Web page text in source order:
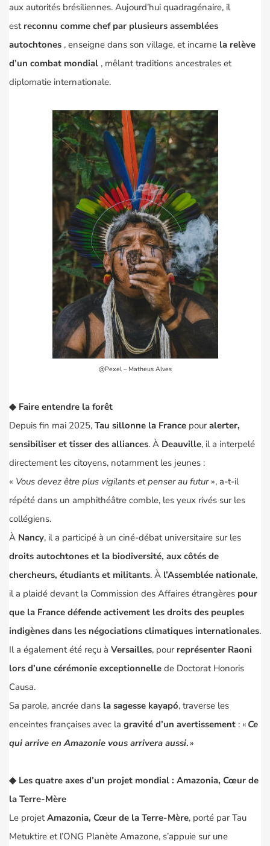
aux autorités brésiliennes. Aujourd’hui quadragénaire, il
est reconnu comme chef par plusieurs assemblées
autochtones , enseigne dans son village, et incarne la relève
d’un combat mondial , mêlant traditions ancestrales et
diplomatie internationale.
@Pexel – Matheus Alves
◆ Faire entendre la forêt
Depuis fin mai 2025, Tau sillonne la France pouralerter,
sensibiliser et tisser des alliances. À Deauville, il a interpelé
directement les citoyens, notamment les jeunes :
« Vous devez être plus vigilants et penser au futur», a-t-il
répété dans un amphithéâtre comble, les yeux rivés sur les
collégiens.
À Nancy, il a participé à un ciné-débat universitaire sur les
droits autochtones et la biodiversité, aux côtés de
chercheurs, étudiants et militants. À l’Assemblée nationale,
il a plaidé devant la Commission des Affaires étrangères pour
que la France défende activement les droits des peuples
indigènes dans les négociations climatiques internationales.
Il a également été reçu à Versailles, pour représenter Raoni
lors d’une cérémonie exceptionnelle de Doctorat Honoris
Causa.
Sa parole, ancrée dans la sagesse kayapó, traverse les
enceintes françaises avec la gravité d’un avertissement : « Ce
qui arrive en Amazonie vous arrivera aussi. »
◆ Les quatre axes d’un projet mondial : Amazonia, Cœur de
la Terre-Mère
Le projetAmazonia, Cœur de la Terre-Mère, porté par Tau
Metuktire et l’ONG Planète Amazone, s’appuie sur une